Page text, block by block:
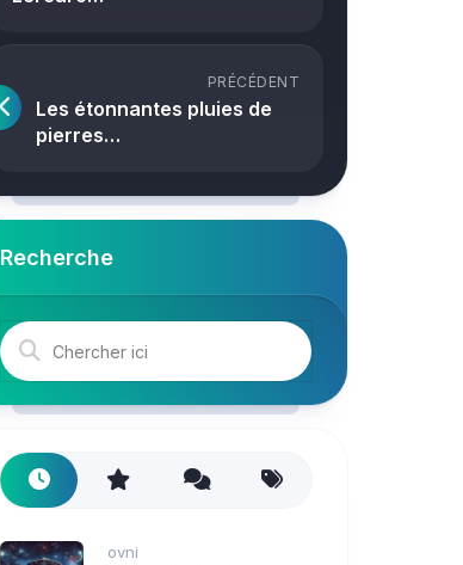
PRÉCÉDENT
Les étonnantes pluies de
pierres…
Recherche
ovni